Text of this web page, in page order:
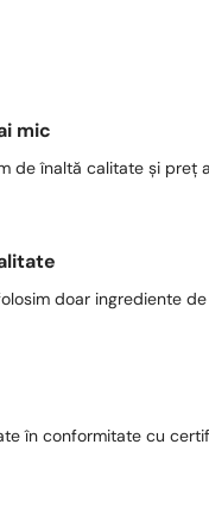
mic
de înaltă calitate și preț
doar ingrediente
în conformitate cu